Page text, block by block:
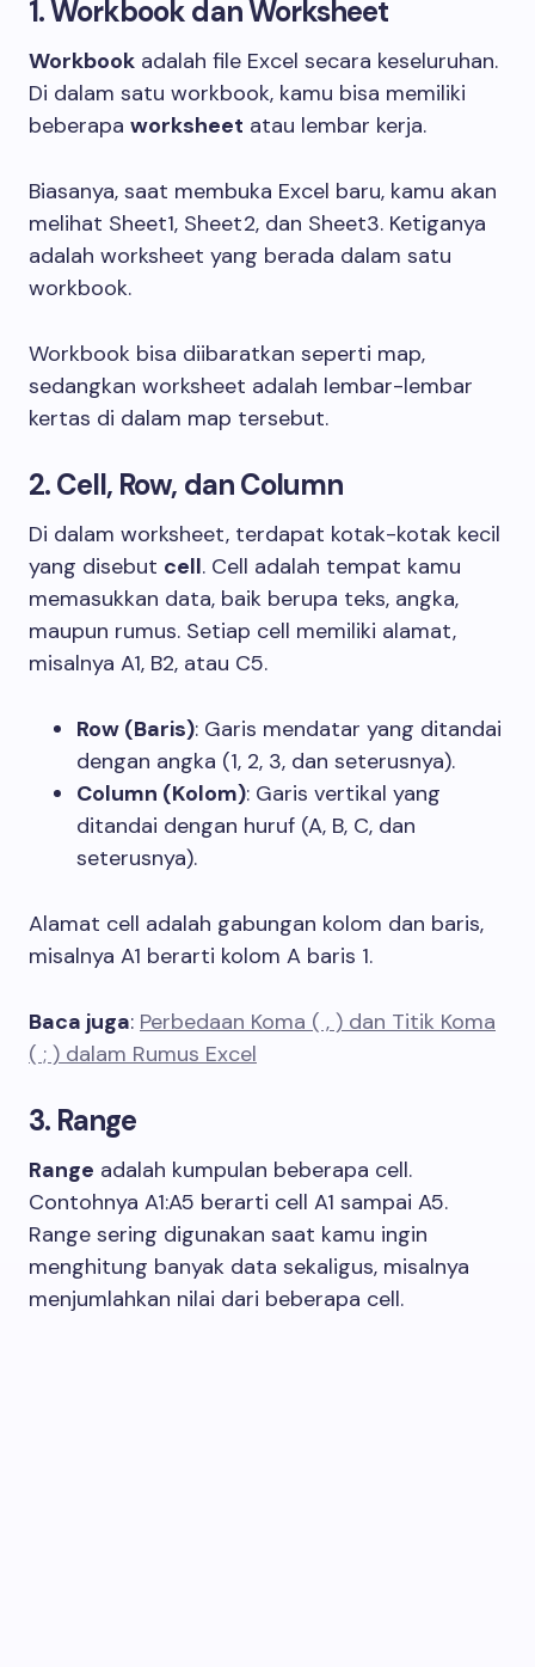
1. Workbook dan Worksheet
Workbook adalah file Excel secara keseluruhan.
Di dalam satu workbook, kamu bisa memiliki
beberapa worksheet atau lembar kerja.
Biasanya, saat membuka Excel baru, kamu akan
melihat Sheet1, Sheet2, dan Sheet3. Ketiganya
adalah worksheet yang berada dalam satu
workbook.
Workbook bisa diibaratkan seperti map,
sedangkan worksheet adalah lembar-lembar
kertas di dalam map tersebut.
2. Cell, Row, dan Column
Di dalam worksheet, terdapat kotak-kotak kecil
yang disebut cell. Cell adalah tempat kamu
memasukkan data, baik berupa teks, angka,
maupun rumus. Setiap cell memiliki alamat,
misalnya A1, B2, atau C5.
Row (Baris): Garis mendatar yang ditandai
dengan angka (1, 2, 3, dan seterusnya).
Column (Kolom): Garis vertikal yang
ditandai dengan huruf (A, B, C, dan
seterusnya).
Alamat cell adalah gabungan kolom dan baris,
misalnya A1 berarti kolom A baris 1.
Baca juga: Perbedaan Koma ( , ) dan Titik Koma
( ; ) dalam Rumus Excel
3. Range
Range adalah kumpulan beberapa cell.
Contohnya A1:A5 berarti cell A1 sampai A5.
Range sering digunakan saat kamu ingin
menghitung banyak data sekaligus, misalnya
menjumlahkan nilai dari beberapa cell.